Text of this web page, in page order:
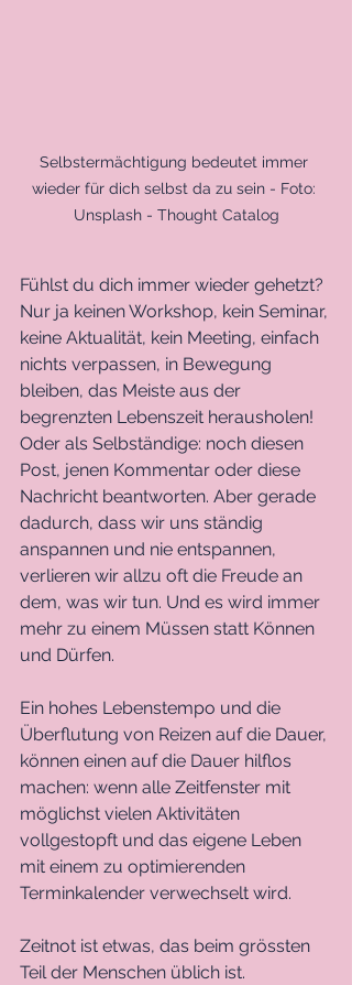
Selbstermächtigung bedeutet immer
wieder für dich selbst da zu sein - Foto:
Unsplash - Thought Catalog
Fühlst du dich immer wieder gehetzt?
Nur ja keinen Workshop, kein Seminar,
keine Aktualität, kein Meeting, einfach
nichts verpassen, in Bewegung
bleiben, das Meiste aus der
begrenzten Lebenszeit herausholen!
Oder als Selbständige: noch diesen
Post, jenen Kommentar oder diese
Nachricht beantworten. Aber gerade
dadurch, dass wir uns ständig
anspannen und nie entspannen,
verlieren wir allzu oft die Freude an
dem, was wir tun. Und es wird immer
mehr zu einem Müssen statt Können
und Dürfen.
Ein hohes Lebenstempo und die
Überflutung von Reizen auf die Dauer,
können einen auf die Dauer hilflos
machen: wenn alle Zeitfenster mit
möglichst vielen Aktivitäten
vollgestopft und das eigene Leben
mit einem zu optimierenden
Terminkalender verwechselt wird.
Zeitnot ist etwas, das beim grössten
Teil der Menschen üblich ist.